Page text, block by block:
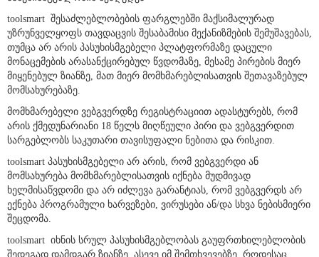
პასუხისმგებლობის შეზღუდვა
toolsmart შესაძლებლობების ფარგლებში მაქსიმალურად
უზრუნველყოფს თავდაცვის შესაბამისი მექანიზმების შემუშავებას,
თუმცა არ არის პასუხისმგებელი პლატფორმაზე დაცული
მონაცემების არასანქცირებულ წვდომაზე, მესამე პირების მიერ
მიყენებულ ზიანზე, მათ მიერ მომხმარებლისათვის შეთავაზებულ
მომსახურებაზე.
მომხმარებელი ვებგვერდზე რეგისტრაციით ადასტურებს, რომ
არის ქმედუნარიანი 18 წელს მიღწეული პირი და ვებგვერდით
სარგებლობს საკუთარი თავისუფალი ნებითა და რისკით.
toolsmart პასუხისმგებელი არ არის, რომ ვებგვერდი ან
მომსახურება მომხმარებლისათვის იქნება მუდმივად
ხელმისაწვდომი და არ იძლევა გარანტიას, რომ ვებგვერდს არ
ექნება პროგრამული ხარვეზები, ვირუსები ან/და სხვა ნებისმიერი
შეცდომა.
toolsmart იხნის სრულ პასუხისმგებლობას გაუფრთხილებლობის